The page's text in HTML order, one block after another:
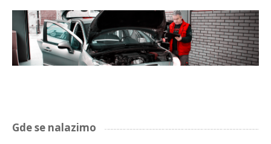
Gde se nalazimo